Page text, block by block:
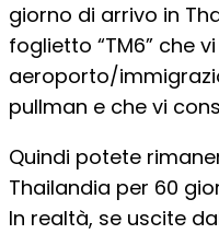
giorno di arrivo in
foglietto “TM6” che
aeroporto/
pullman e che vi
Quindi potete
Thailandia per 60
In realtà, se uscite